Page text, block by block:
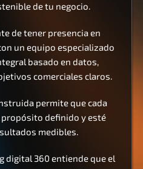
de tu negocio.
de tener presencia en
un equipo especializado
basado en datos,
comerciales claros.
permite que cada
definido y esté
medibles.
digital 360 entiende que el